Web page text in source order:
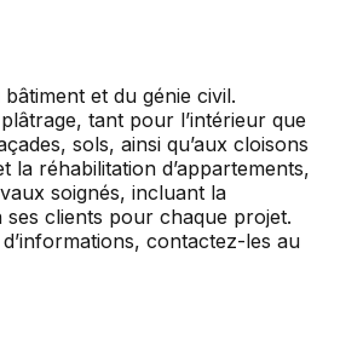
et du génie civil.
tant pour l’intérieur que
sols, ainsi qu’aux cloisons
réhabilitation d’appartements,
soignés, incluant la
ses clients pour chaque projet.
contactez-les au